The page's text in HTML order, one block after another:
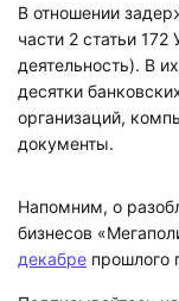
В отношении
части 2 статьи
деятельность). В
десятки
организаций,
документы.
Напомним, о
бизнесов
декабре прошлого